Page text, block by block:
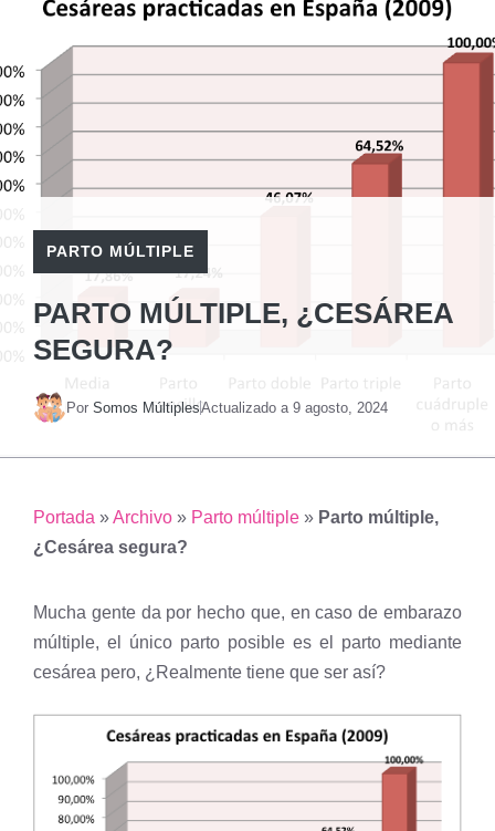
PARTO MÚLTIPLE
PARTO MÚLTIPLE, ¿CESÁREA
SEGURA?
Por Somos MúltiplesActualizado a 9 agosto, 2024
Portada »Archivo » Parto múltiple » Parto múltiple,
¿Cesárea segura?
Mucha gente da por hecho que, en caso de embarazo
múltiple, el único parto posible es el parto mediante
cesárea pero, ¿Realmente tiene que ser así?